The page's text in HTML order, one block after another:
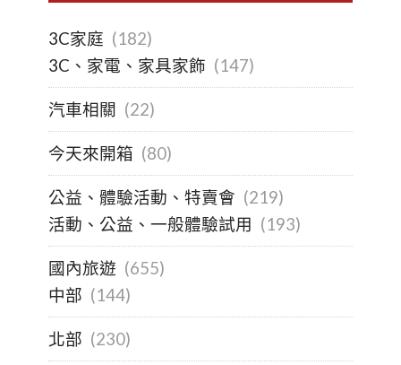
3C家庭 (182)
3C、家電、家具家飾 (147)
汽車相關 (22)
今天來開箱 (80)
公益、體驗活動、特賣會 (219)
活動、公益、一般體驗試用 (193)
國內旅遊 (655)
中部 (144)
北部 (230)